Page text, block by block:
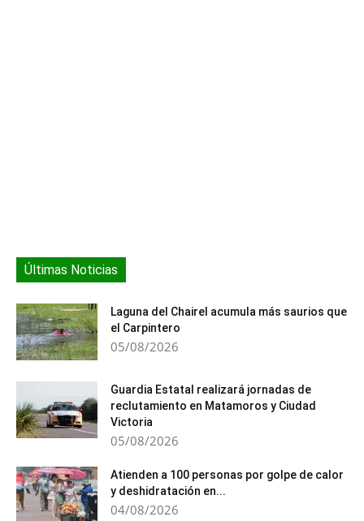
Últimas Noticias
Laguna del Chairel acumula más saurios que
el Carpintero
05/08/2026
Guardia Estatal realizará jornadas de
reclutamiento en Matamoros y Ciudad
Victoria
05/08/2026
Atienden a 100 personas por golpe de calor
y deshidratación en...
04/08/2026